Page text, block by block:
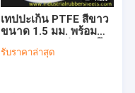
เทปปะเก็น PTFE สีขาว
ขนาด 1.5 มม. พร้อม
8Mpa และทนทานต่อ
รับราคาล่าสุด